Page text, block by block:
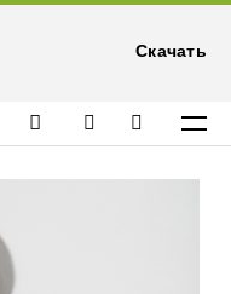
Скачать